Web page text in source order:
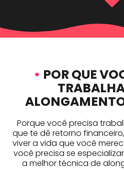
• POR QUE
Porque você precisa
que te dê retorno
viver a vida que você
você precisa se
a melhor técnica de